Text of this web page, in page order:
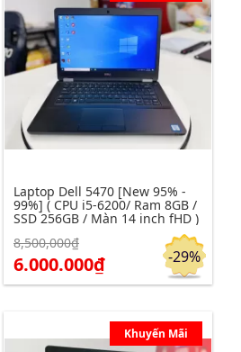
Click để xem chi tiết Đặt hàng
Laptop Dell 5470 [New 95% -
99%] ( CPU i5-6200/ Ram 8GB /
SSD 256GB / Màn 14 inch fHD )
8,500,000₫
6.000.000₫ -29%
Khuyến Mãi